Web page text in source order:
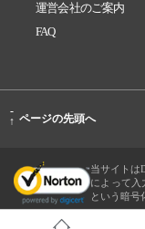
運営会社のご案内
FAQ
-
↑ ページの先頭へ
当サイトは
によって入
という暗号